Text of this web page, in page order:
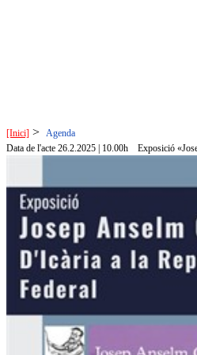
[Inici] > Agenda
Data de l'acte 26.2.2025 | 10.00h
Exposició